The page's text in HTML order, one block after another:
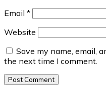
Email *
Website
Save my name, email,
the next time I comment.